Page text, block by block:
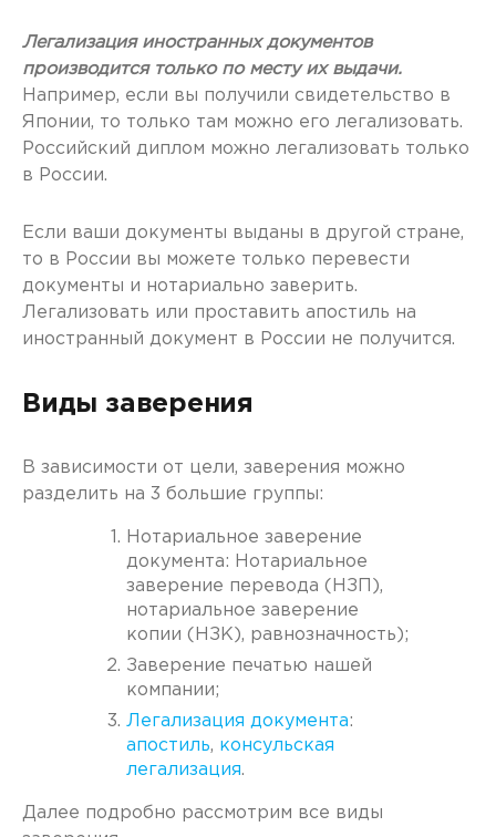
Легализация иностранных документов
производится только по месту их выдачи.
Например, если вы получили свидетельство в
Японии, то только там можно его легализовать.
Российский диплом можно легализовать только
в России.
Если ваши документы выданы в другой стране,
то в России вы можете только перевести
документы и нотариально заверить.
Легализовать или проставить апостиль на
иностранный документ в России не получится.
Виды заверения
В зависимости от цели, заверения можно
разделить на 3 большие группы:
Нотариальное заверение
документа: Нотариальное
заверение перевода (НЗП),
нотариальное заверение
копии (НЗК), равнозначность);
Заверение печатью нашей
компании;
Легализация документа:
апостиль, консульская
легализация.
Далее подробно рассмотрим все виды